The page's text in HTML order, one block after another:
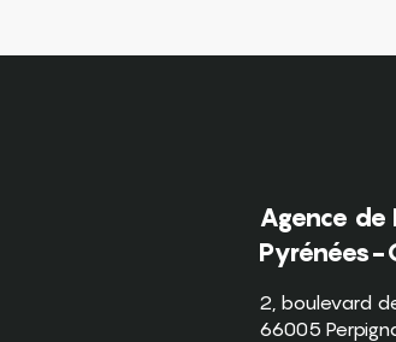
Agence de
Pyrénées-
2, boulevard
66005